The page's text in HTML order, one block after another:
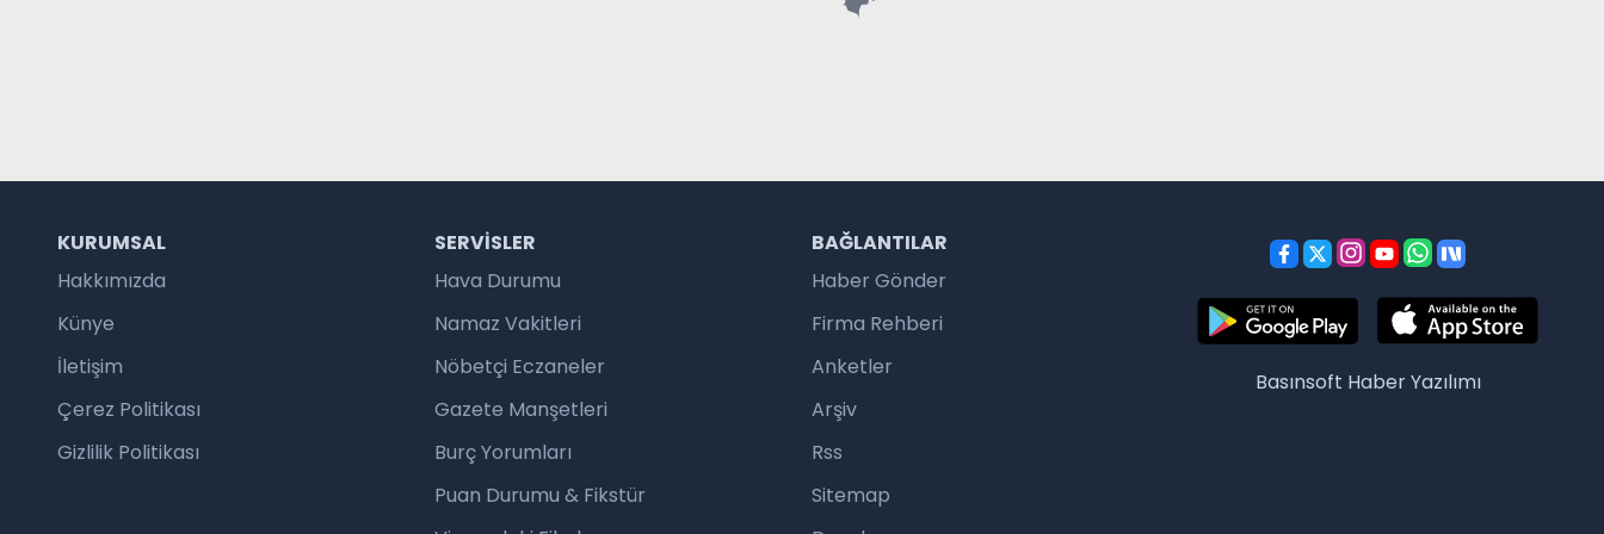
KURUMSAL
Hakkımızda
Künye
İletişim
Çerez Politikası
Gizlilik Politikası
SERVISLER
Hava Durumu
Namaz Vakitleri
Nöbetçi Eczaneler
Gazete Manşetleri
Burç Yorumları
Puan Durumu & Fikstür
BAĞLANTILAR
Haber Gönder
Firma Rehberi
Anketler
Arşiv
Rss
Sitemap
Basınsoft Haber Yazılımı